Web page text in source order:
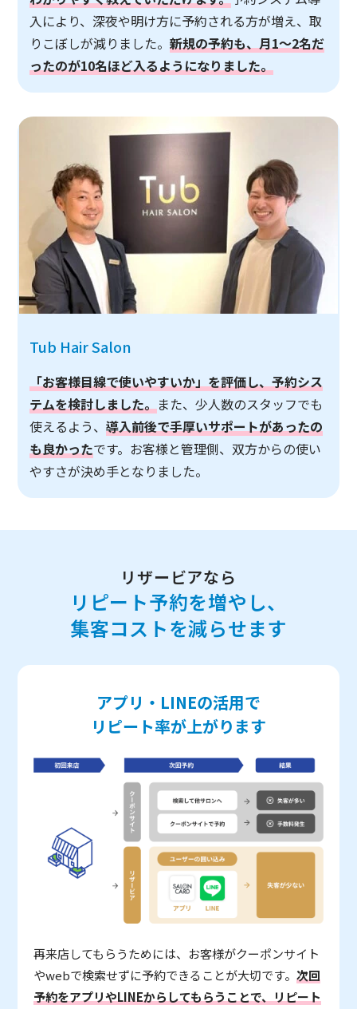
入により、深夜や明け方に予約される方が増え、取
りこぼしが減りました。新規の予約も、月1～2名だ
ったのが10名ほど入るようになりました。
Tub Hair Salon
「お客様目線で使いやすいか」を評価し、予約シス
テムを検討しました。また、少人数のスタッフでも
使えるよう、導入前後で手厚いサポートがあったの
も良かったです。お客様と管理側、双方からの使い
やすさが決め手となりました。
リザービアなら
リピート予約を増やし、
集客コストを減らせます
アプリ・LINEの活用で
リピート率が上がります
再来店してもらうためには、お客様がクーポンサイト
やwebで検索せずに予約できることが大切です。次回
予約をアプリやLINEからしてもらうことで、リピート